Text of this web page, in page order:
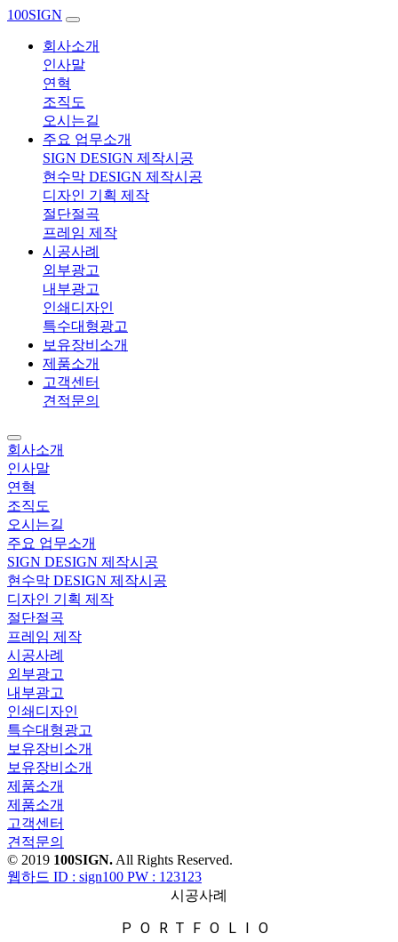
100SIGN
회사소개
인사말
연혁
조직도
오시는길
주요 업무소개
SIGN DESIGN 제작시공
현수막 DESIGN 제작시공
디자인 기획 제작
절단절곡
프레임 제작
시공사례
외부광고
내부광고
인쇄디자인
특수대형광고
보유장비소개
제품소개
고객센터
견적문의
회사소개
인사말
연혁
조직도
오시는길
주요 업무소개
SIGN DESIGN 제작시공
현수막 DESIGN 제작시공
디자인 기획 제작
절단절곡
프레임 제작
시공사례
외부광고
내부광고
인쇄디자인
특수대형광고
보유장비소개
보유장비소개
제품소개
제품소개
고객센터
견적문의
© 2019 100SIGN. All Rights Reserved.
웹하드 ID : sign100 PW : 123123
시공사례
PORTFOLIO